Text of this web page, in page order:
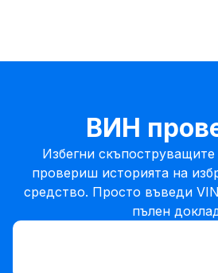
ВИН
Избегни
провериш историята на
средство. Просто въведи
пълен
Въведи VIN